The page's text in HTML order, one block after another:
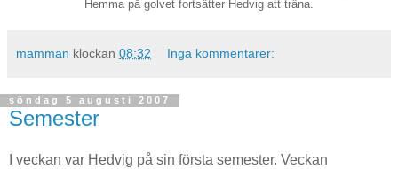
Hemma på golvet fortsätter Hedvig att träna.
mamman klockan 08:32 Inga kommentarer:
söndag 5 augusti 2007
Semester
I veckan var Hedvig på sin första semester. Veckan